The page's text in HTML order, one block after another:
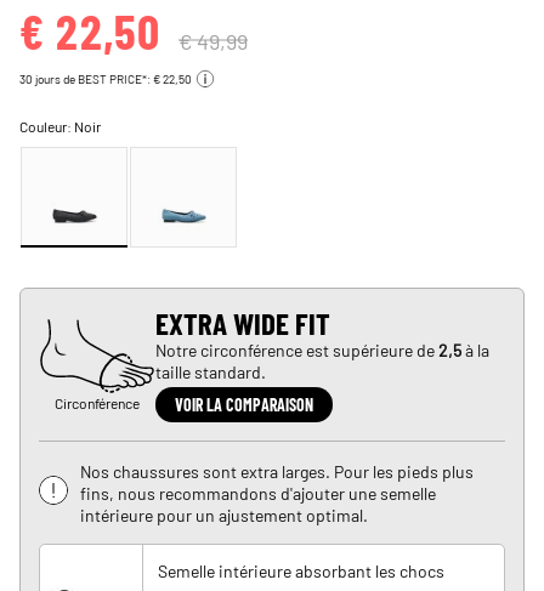
€ 22,50 € 49,99
30 jours de BEST PRICE*: € 22,50
Couleur: Noir
Circonférence
EXTRA WIDE FIT
Notre circonférence est supérieure de2,5à la
taille standard.
VOIR LA COMPARAISON
Nos chaussures sont extra larges. Pour les pieds plus
fins, nous recommandons d'ajouter une semelle
intérieure pour un ajustement optimal.
Semelle intérieure absorbant les chocs